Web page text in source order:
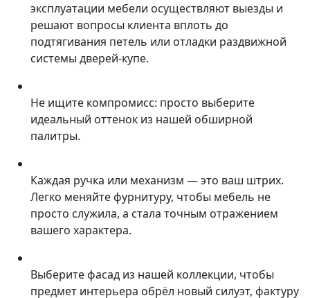
эксплуатации мебели осуществляют выезды и
решают вопросы клиента вплоть до
подтягивания петель или отладки раздвижной
системы дверей-купе.
Не ищите компромисс: просто выберите
идеальный оттенок из нашей обширной
палитры.
Каждая ручка или механизм — это ваш штрих.
Легко меняйте фурнитуру, чтобы мебель не
просто служила, а стала точным отражением
вашего характера.
Выберите фасад из нашей коллекции, чтобы
предмет интерьера обрёл новый силуэт, фактуру